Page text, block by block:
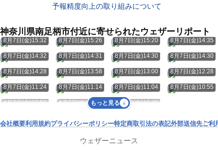
予報精度向上の取り組みについて
神奈川県南足柄市付近に寄せられたウェザーリポート
8月7日(金)15:32 8月7日(金)15:26 8月7日(金)15:20 8月7日(金)14:35
8月7日(金)14:32 8月7日(金)14:31 8月7日(金)14:30 8月7日(金)14:30
8月7日(金)14:28 8月7日(金)13:58 8月7日(金)13:00 8月7日(金)12:28
8月7日(金)11:24 8月7日(金)11:14 8月7日(金)11:04 8月7日(金)10:55
8月7日(金)10:50 8月7日(金)10:49 8月7日(金)10:40
もっと見る
会社概要利用規約プライバシーポリシー特定商取引法の表記外部送信先ご利
ウェザーニュース